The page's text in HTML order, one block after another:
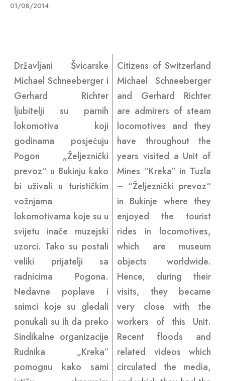
01/08/2014
Državljani Švicarske
Michael Schneeberger i
Gerhard Richter
ljubitelji su parnih
lokomotiva koji
godinama posjećuju
Pogon „Željeznički
prevoz“ u Bukinju kako
bi uživali u turističkim
vožnjama
lokomotivama koje su u
svijetu inače muzejski
uzorci. Tako su postali
veliki prijatelji sa
radnicima Pogona.
Nedavne poplave i
snimci koje su gledali
ponukali su ih da preko
Sindikalne organizacije
Rudnika „Kreka“
pomognu kako sami
Citizens of Switzerland
Michael Schneeberger
and Gerhard Richter
are admirers of steam
locomotives and they
have throughout the
years visited a Unit of
Mines “Kreka” in Tuzla
– “Željeznički prevoz“
in Bukinje where they
enjoyed the tourist
rides in locomotives,
which are museum
objects worldwide.
Hence, during their
visits, they became
very close with the
workers of this Unit.
Recent floods and
related videos which
circulated the media,